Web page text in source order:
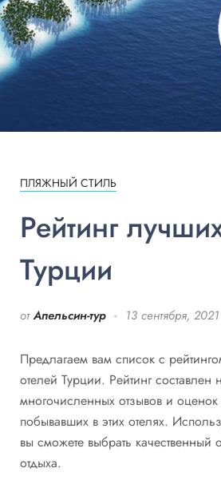
ПЛЯЖНЫЙ СТИЛЬ
Рейтинг
Турции
от Апельсин-тур 13 сентября, 2021
Предлагаем вам список с
отелей Турции. Рейтинг составлен
многочисленных отзывов и оценок
побывавших в этих отелях.
вы сможете выбрать качественный
отдыха.